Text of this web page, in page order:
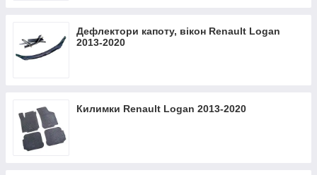
Дефлектори капоту, вікон Renault Logan
2013-2020
Килимки Renault Logan 2013-2020